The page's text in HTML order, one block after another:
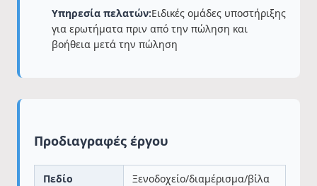
Υπηρεσία πελατών:Ειδικές ομάδες υποστήριξης
για ερωτήματα πριν από την πώληση και
βοήθεια μετά την πώληση
Προδιαγραφές έργου
Πεδίο
Ξενοδοχείο/διαμέρισμα/βίλα